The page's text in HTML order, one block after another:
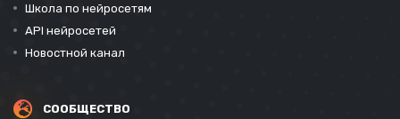
Школа по нейросетям
API нейросетей
Новостной канал
СООБЩЕСТВО